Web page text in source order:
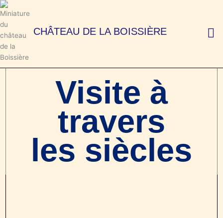
Aller
au
contenu
CHÂTEAU DE LA BOISSIÈRE
Visite à
travers
les siècles